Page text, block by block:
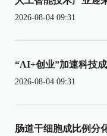
2026-08-04 09:31
“AI+创业”加速科技
2026-08-04 09:31
肠道干细胞成比例分